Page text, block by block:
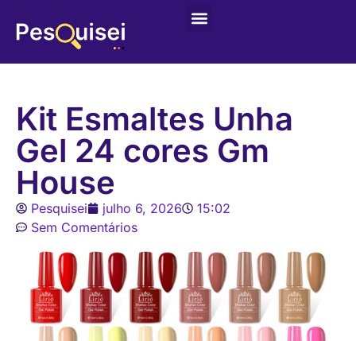
Kit Esmaltes Unha
Gel 24 cores Gm
House
Pesquisei julho 6, 2026
15:02
Sem Comentários